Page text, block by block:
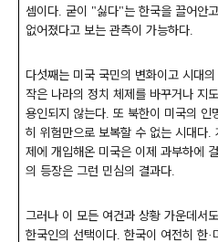
셈이다. 굳이 "싫다"는 한국을 끌어안
없어졌다고 보는 관측이 가능하다.
다섯째는 미국 국민의 변화이고 시대
작은 나라의 정치 체제를 바꾸거나 지
용인되지 않는다. 또 북한이 미국의 인
히 위험만으로 보복할 수 없는 시대다.
제에 개입해온 미국은 이제 과부하에
의 등장은 그런 민심의 결과다.
그러나 이 모든 여건과 상황 가운데서
한국인의 선택이다. 한국이 여전히 한·